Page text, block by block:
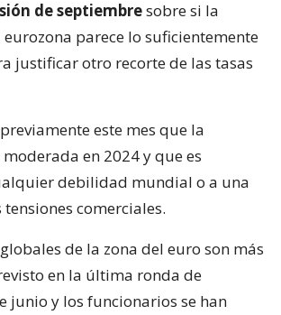
de septiembresobre si la
parece lo suficientemente
justificar otro recorte de las tasas
este mes que la
en 2024 y que es
debilidad mundial o a una
comerciales.
de la zona del euro son más
en la última ronda de
junio y los funcionarios se han